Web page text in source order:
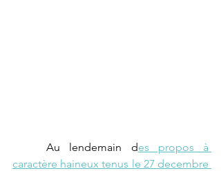
	Au lendemain d
es propos à
caractère haineux tenus le 27 decembre